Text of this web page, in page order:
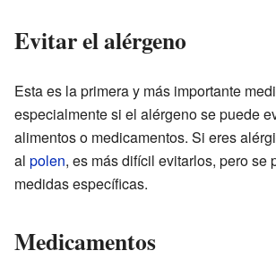
Evitar el alérgeno
Esta es la primera y más importante
especialmente si el alérgeno se puede
alimentos o medicamentos. Si eres
al polen, es más difícil evitarlos, pero se
medidas específicas.
Medicamentos